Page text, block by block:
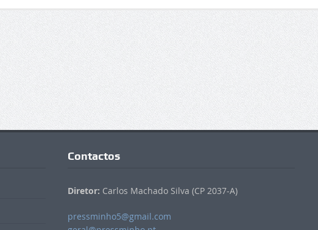
Contactos
Diretor: Carlos Machado Silva (CP 2037-A)
pressminho5@gmail.com